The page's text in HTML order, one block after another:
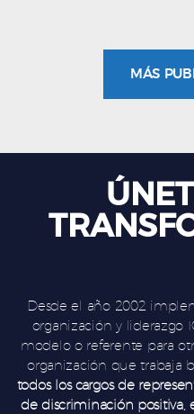
MÁS
Desde el año 2002
organización y liderazgo
modelo o referente para
organización que trabaja
todos los cargos de
de discriminación positiva,